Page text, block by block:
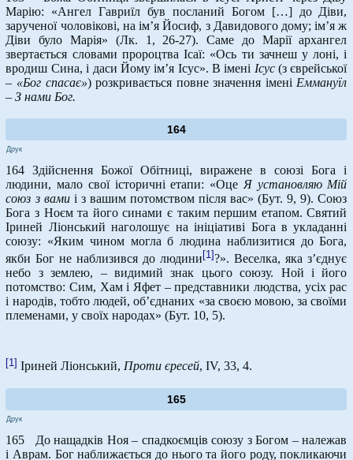
Марію: «Ангел Гавриїл був посланий Богом […] до Діви,
зарученої чоловікові, на ім’я Йосиф, з Давидового дому; ім’я ж
Діви було Марія» (Лк. 1, 26-27). Саме до Марії архангел
звертається словами пророцтва Ісаї: «Ось ти зачнеш у лоні, і
вродиш Сина, і даси Йому ім’я Ісус». В імені Ісус(з єврейської
– «Бог спасає») розкривається повне значення імені Еммануїл
–З нами Бог.
164
Друк
164 Здійснення Божої Обітниці, виражене в союзі Бога і
людини, мало свої історичні етапи: «Оце Я установляю Мій
союз з вами і з вашим потомством після вас» (Бут. 9, 9). Союз
Бога з Ноєм та його синами є таким першим етапом. Святий
Іриней Ліонський наголошує на ініціативі Бога в укладанні
союзу: «Яким чином могла б людина наблизитися до Бога,
якби Бог не наблизився до людини [1]?». Веселка, яка з’єднує
небо з землею, – видимий знак цього союзу. Ной і його
потомство: Сим, Хам і Яфет – представники людства, усіх рас
і народів, тобто людей, об’єднаних «за своєю мовою, за своїми
племенами, у своїх народах» (Бут. 10, 5).
[1] Іриней Ліонський,Проти єресей, IV, 33, 4.
165
Друк
165 До нащадків Ноя – спадкоємців союзу з Богом – належав
і Аврам. Бог наближається до нього та його роду, покликаючи